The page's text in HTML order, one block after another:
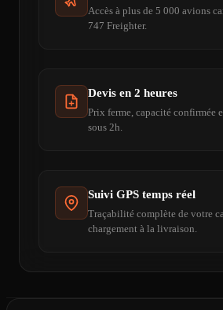
Accès à plus de 5 000 avions
747 Freighter.
Devis en 2 heures
Prix ferme, capacité confirmée
sous 2h.
Suivi GPS temps réel
Traçabilité complète de votre
chargement à la livraison.